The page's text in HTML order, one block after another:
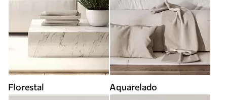
Florestal Aquarelado